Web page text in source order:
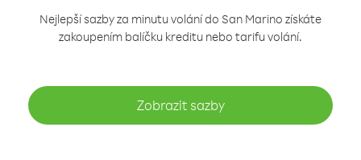
Nejlepší sazby za minutu volání do San Marino získáte
zakoupením balíčku kreditu nebo tarifu volání.
Zobrazit sazby